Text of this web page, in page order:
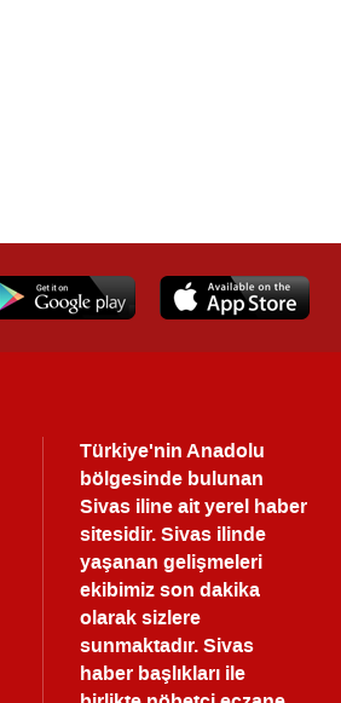
Türkiye'nin Anadolu
bölgesinde bulunan
Sivas iline ait yerel haber
sitesidir. Sivas ilinde
yaşanan gelişmeleri
ekibimiz son dakika
olarak sizlere
sunmaktadır.Sivas
haberbaşlıkları ile